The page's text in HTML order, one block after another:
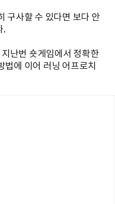
구사할 수 있다면 보다 안
.
난번 숏게임에서 정확한
법에 이어 러닝 어프로치